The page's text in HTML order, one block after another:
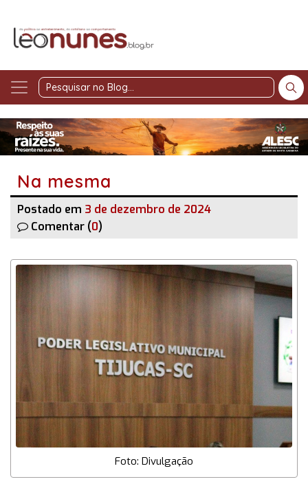
Pesquisar
Blog
Na mesma
Postado em 3 de dezembro de 2024
Comentar (0)
Foto: Divulgação